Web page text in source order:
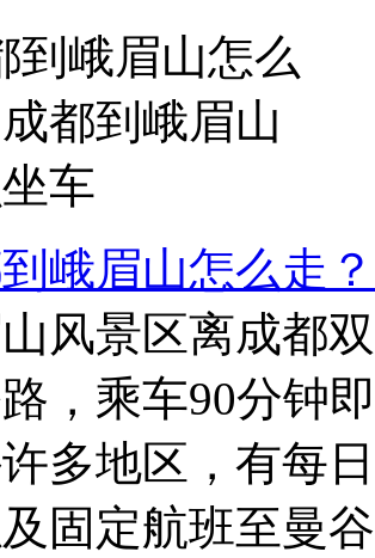
峨眉山怎么走
风景区离成都
，乘车90分钟
多地区，有每
固定航班至曼